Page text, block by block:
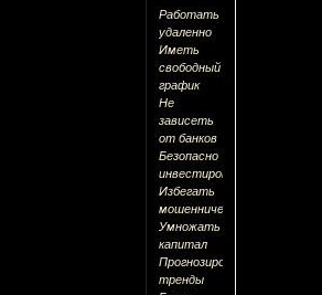
Работать
удаленно
Иметь
свободный
график
Не
зависеть
от банков
Безопасно
инвестировать
Избегать
мошенничества
Умножать
капитал
Прогнозировать
тренды